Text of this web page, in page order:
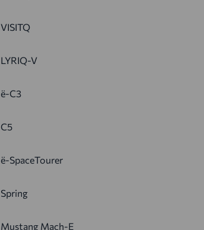
VISITQ
LYRIQ-V
ë-C3
C5
ë-SpaceTourer
Spring
Mustang Mach-E